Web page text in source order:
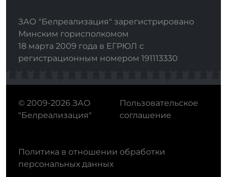
ЗАО "Белреализация" зарегистрировано
Минским горисполкомом
18 марта 2009 года в ЕГРЮЛ с
регистрационным номером 191113330
© 2009-2026 ЗАО
"Белреализация"
Пользовательское
соглашение
Политика в отношении обработки
персональных данных